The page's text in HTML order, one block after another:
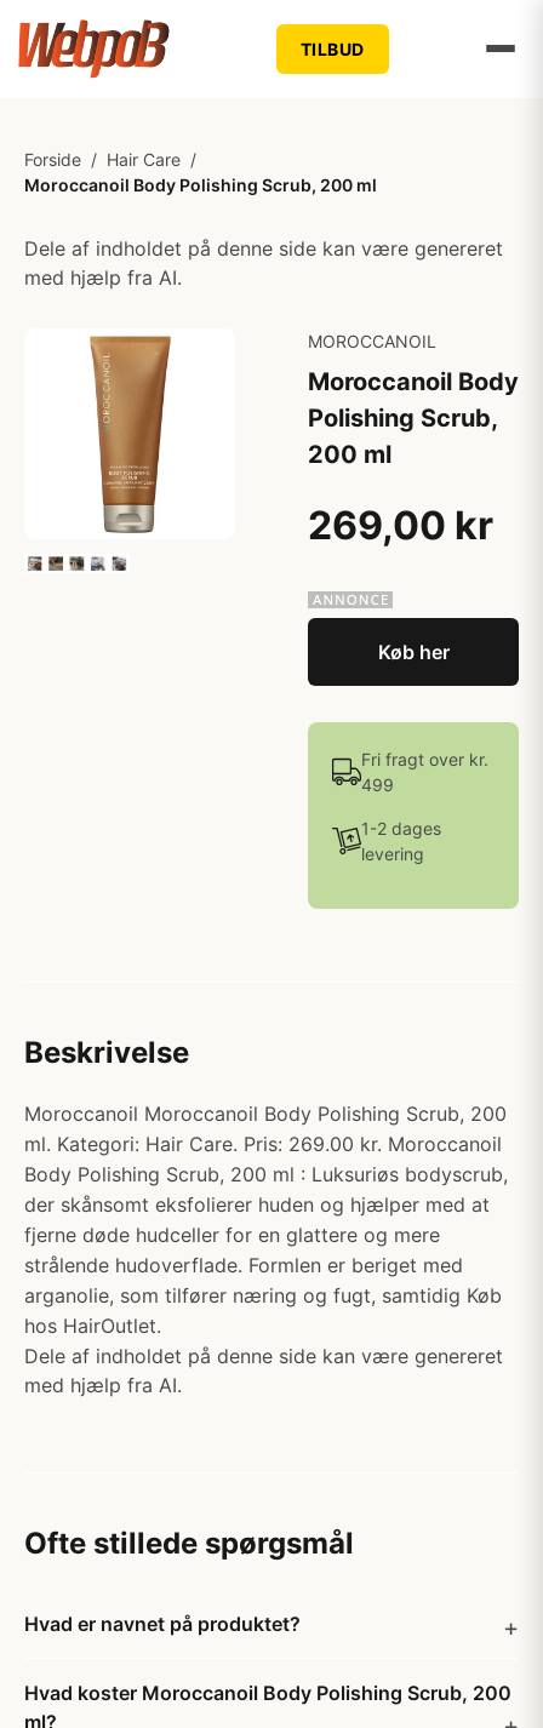
TILBUD
Forside / Hair Care /
Moroccanoil Body Polishing Scrub, 200 ml
Dele af indholdet på denne side kan være genereret
med hjælp fra AI.
MOROCCANOIL
Moroccanoil Body
Polishing Scrub,
200 ml
269,00 kr
Køb her
Fri fragt over kr.
499
1-2 dages
levering
Beskrivelse
Moroccanoil Moroccanoil Body Polishing Scrub, 200
ml. Kategori: Hair Care. Pris: 269.00 kr. Moroccanoil
Body Polishing Scrub, 200 ml : Luksuriøs bodyscrub,
der skånsomt eksfolierer huden og hjælper med at
fjerne døde hudceller for en glattere og mere
strålende hudoverflade. Formlen er beriget med
arganolie, som tilfører næring og fugt, samtidig Køb
hos HairOutlet.
Dele af indholdet på denne side kan være genereret
med hjælp fra AI.
Ofte stillede spørgsmål
Hvad er navnet på produktet?
Hvad koster Moroccanoil Body Polishing Scrub, 200
ml?